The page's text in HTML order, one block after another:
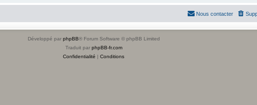
Nous contacter
Développé par phpBB® Forum Software © phpBB Limited
Traduit par phpBB-fr.com
Confidentialité | Conditions